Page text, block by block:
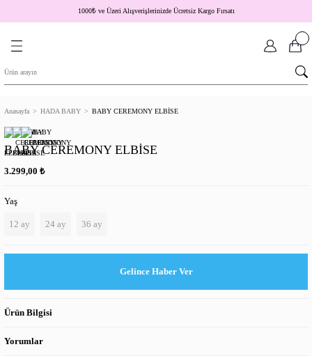
1000₺ve Üzeri Alışverişlerinizde Ücretsiz Kargo Fırsatı
Anasayfa HADA BABY BABY CEREMONY ELBİSE
BABY CEREMONY ELBİSE
3.299,00 ₺
Yaş
12 ay 24 ay 36 ay
Gelince Haber Ver
Ürün Bilgisi
Yorumlar